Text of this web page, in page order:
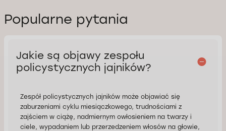
Popularne pytania
Jakie są objawy zespołu
policystycznych jajników?
Zespół policystycznych jajników może objawiać się
zaburzeniami cyklu miesiączkowego, trudnościami z
zajściem w ciążę, nadmiernym owłosieniem na twarzy i
ciele, wypadaniem lub przerzedzeniem włosów na głowie,